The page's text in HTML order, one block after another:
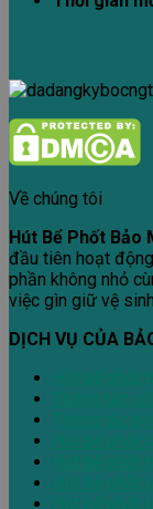
Về chúng tôi
Hút Bể Phốt Bảo
đầu tiên hoạt
phần không nhỏ
việc gìn giữ vệ
DỊCH VỤ CỦA